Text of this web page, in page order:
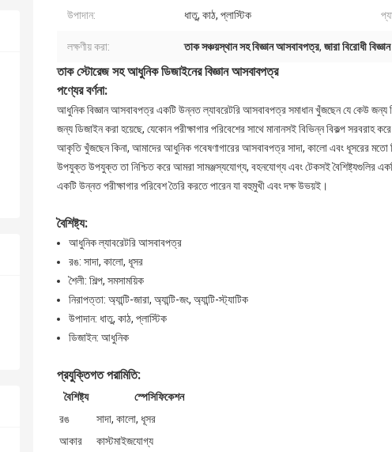
উপাদান: ধাতু, কাঠ, প্লাস্টিক
লক্ষণীয় করা: তাক সঞ্চয়স্থান সহ বিজ্ঞান আসবাবপত্র, জারা বিরোধী
তাক স্টোরেজ সহ আধুনিক ডিজাইনের বিজ্ঞান আসবাবপত্র
পণ্যের বর্ণনা:
আধুনিক বিজ্ঞান আসবাবপত্র একটি উন্নত ল্যাবরেটরি আসবাবপত্র সমাধান খুঁজছেন যে কেউ
জন্য ডিজাইন করা হয়েছে, যেকোন পরীক্ষাগার পরিবেশের সাথে মানানসই বিভিন্ন বিকল্প
আকৃতি খুঁজছেন কিনা, আমাদের আধুনিক গবেষণাগারের আসবাবপত্র সাদা, কালো এবং ধূসরের
উপযুক্ত উপযুক্ত তা নিশ্চিত করে আমরা সামঞ্জস্যযোগ্য, বহনযোগ্য এবং টেকসই বৈশিষ্ট্যগুলির
একটি উন্নত পরীক্ষাগার পরিবেশ তৈরি করতে পারেন যা বহুমুখী এবং দক্ষ উভয়ই।
বৈশিষ্ট্য:
আধুনিক ল্যাবরেটরি আসবাবপত্র
রঙ: সাদা, কালো, ধূসর
শৈলী: শিল্প, সমসাময়িক
নিরাপত্তা: অ্যান্টি-জারা, অ্যান্টি-জং, অ্যান্টি-স্ট্যাটিক
উপাদান: ধাতু, কাঠ, প্লাস্টিক
ডিজাইন: আধুনিক
প্রযুক্তিগত পরামিতি:
বৈশিষ্ট্য
স্পেসিফিকেশন
রঙ
সাদা, কালো, ধূসর
আকার
কাস্টমাইজযোগ্য